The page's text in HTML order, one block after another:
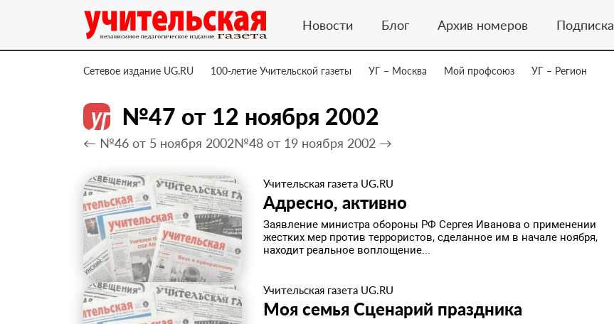
Новости Блог Архив номеров Подписка
Сетевое издание UG.RU 100-летие Учительской газеты УГ – Москва Мой профсоюз УГ – Регион
№47 от 12 ноября 2002
← №46 от 5 ноября 2002№48 от 19 ноября 2002 →
Учительская газета UG.RU
Адресно, активно
Заявление министра обороны РФ Сергея Иванова о применении
жестких мер против террористов, сделанное им в начале ноября,
находит реальное воплощение...
Учительская газета UG.RU
Моя семья Сценарий праздника